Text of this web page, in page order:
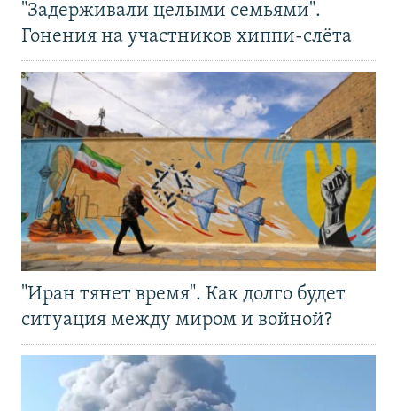
"Задерживали целыми семьями".
Гонения на участников хиппи-слёта
"Иран тянет время". Как долго будет
ситуация между миром и войной?